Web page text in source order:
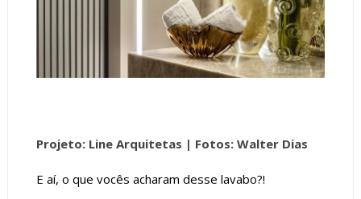
Projeto: Line Arquitetas | Fotos: Walter Dias
E aí, o que vocês acharam desse lavabo?!